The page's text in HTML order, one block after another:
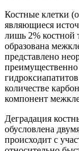
Костные клетки
являющиеся
лишь 2% костной
образована
представлено
количестве
компонент
Деградация
обусловлена
происходит с